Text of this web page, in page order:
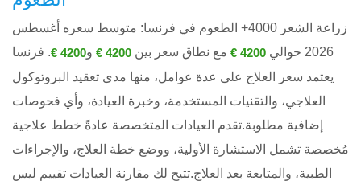
زراعة الشعر 4000+ الطعوم في فرنسا: متوسط ​​سعره أغسطس
2026 حوالي
4200 € مع نطاق سعر بين 4200 € و4200 €
. فرنسا
يعتمد سعر العلاج على عدة عوامل، منها مدى تعقيد البروتوكول
العلاجي، والتقنيات المستخدمة، وخبرة العيادة، وأي فحوصات
إضافية مطلوبة.تقدم العيادات المتخصصة عادةً خطط علاجية
مُخصصة تشمل الاستشارة الأولية، ووضع خطة العلاج، والإجراءات
الطبية، والمتابعة بعد العلاج.تتيح لك مقارنة العيادات تقييم ليس